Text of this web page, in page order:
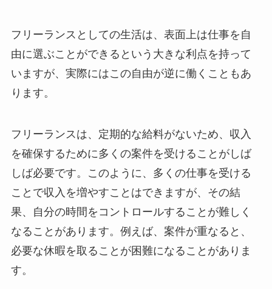
フリーランスとしての生活は、表面上は仕事を自
由に選ぶことができるという大きな利点を持って
いますが、実際にはこの自由が逆に働くこともあ
ります。
フリーランスは、定期的な給料がないため、収入
を確保するために多くの案件を受けることがしば
しば必要です。このように、多くの仕事を受ける
ことで収入を増やすことはできますが、その結
果、自分の時間をコントロールすることが難しく
なることがあります。例えば、案件が重なると、
必要な休暇を取ることが困難になることがありま
す。